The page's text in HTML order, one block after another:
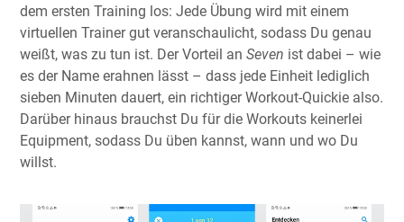
dem ersten Training los: Jede Übung wird mit einem
virtuellen Trainer gut veranschaulicht, sodass Du genau
weißt, was zu tun ist. Der Vorteil an Seven ist dabei – wie
es der Name erahnen lässt – dass jede Einheit lediglich
sieben Minuten dauert, ein richtiger Workout-Quickie also.
Darüber hinaus brauchst Du für die Workouts keinerlei
Equipment, sodass Du üben kannst, wann und wo Du
willst.